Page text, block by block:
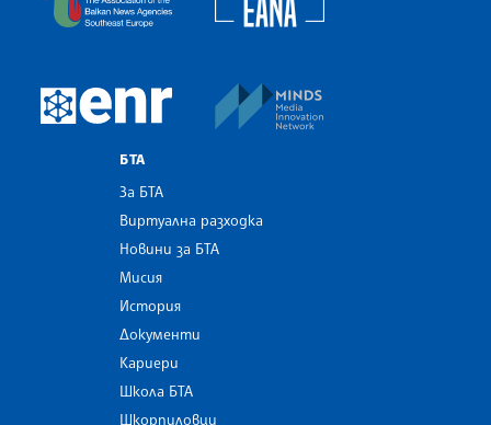
European Newsroom
БТА
За БТА
Виртуална разходка
Новини за БТА
Мисия
История
Документи
Кариери
Школа БТА
Шкорпиловци